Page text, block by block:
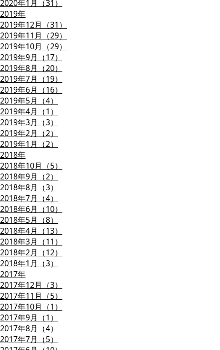
2020年1月（31）
2019年
2019年12月（31）
2019年11月（29）
2019年10月（29）
2019年9月（17）
2019年8月（20）
2019年7月（19）
2019年6月（16）
2019年5月（4）
2019年4月（1）
2019年3月（3）
2019年2月（2）
2019年1月（2）
2018年
2018年10月（5）
2018年9月（2）
2018年8月（3）
2018年7月（4）
2018年6月（10）
2018年5月（8）
2018年4月（13）
2018年3月（11）
2018年2月（12）
2018年1月（3）
2017年
2017年12月（3）
2017年11月（5）
2017年10月（1）
2017年9月（1）
2017年8月（4）
2017年7月（5）